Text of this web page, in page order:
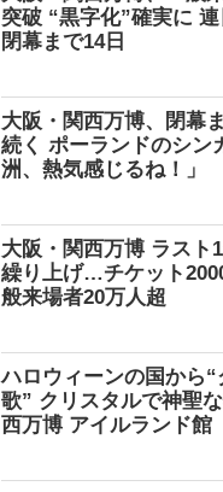
突破 “黒字化”確実に 連
閉幕まで14日
大阪・関西万博、閉幕
続く ポーランドのシン
洲、熱気感じるね！」
大阪・関西万博 ラスト
繰り上げ…チケット
般来場者20万人超
ハロウィーンの国から“
歌” クリスタルで神聖
西万博 アイルランド館